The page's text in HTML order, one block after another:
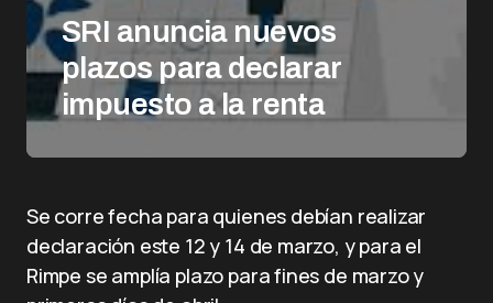
SRI anuncia nuevos
plazos para declarar
impuesto a la renta
Se corre fecha para quienes debían realizar
declaración este 12 y 14 de marzo, y para el
Rimpe se amplía plazo para fines de marzo y